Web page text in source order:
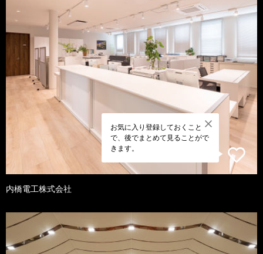
お気に入り登録しておくこと
で、後でまとめて見ることがで
きます。
内橋電工株式会社